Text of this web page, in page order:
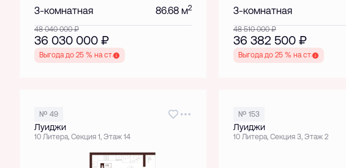
3-комнатная 86.68 м2
48 040 000₽
36 030 000 ₽
Выгода до 25 % на старте
3-комнатная
48 510 000₽
36 382 500 ₽
Выгода до 25 % на старте
№ 49
Луиджи
10 Литера, Секция 1, Этаж 14
№ 153
Луиджи
10 Литера, Секция 3, Этаж 2